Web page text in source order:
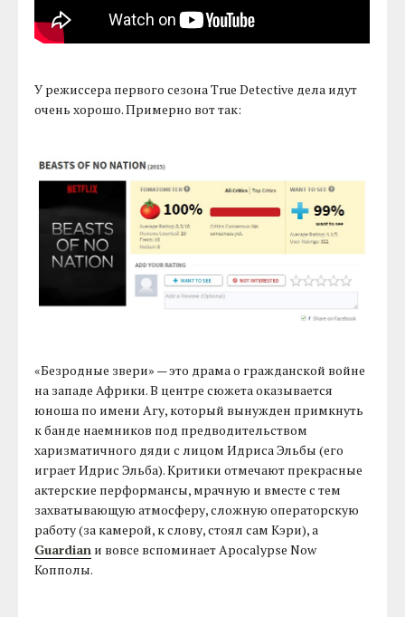
У режиссера первого сезона True Detective дела идут
очень хорошо. Примерно вот так:
«Безродные звери» — это драма о гражданской войне
на западе Африки. В центре сюжета оказывается
юноша по имени Агу, который вынужден примкнуть
к банде наемников под предводительством
харизматичного дяди с лицом Идриса Эльбы (его
играет Идрис Эльба). Критики отмечают прекрасные
актерские перформансы, мрачную и вместе с тем
захватывающую атмосферу, сложную операторскую
работу (за камерой, к слову, стоял сам Кэри), а
Guardian и вовсе вспоминает Apocalypse Now
Копполы.